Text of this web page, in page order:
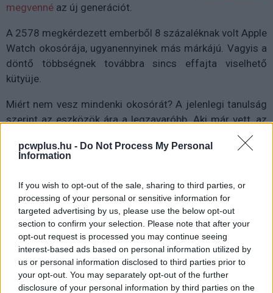
pcwplus.hu - Do Not Process My Personal
Information
If you wish to opt-out of the sale, sharing to third parties, or
processing of your personal or sensitive information for
targeted advertising by us, please use the below opt-out
section to confirm your selection. Please note that after your
opt-out request is processed you may continue seeing
interest-based ads based on personal information utilized by
us or personal information disclosed to third parties prior to
your opt-out. You may separately opt-out of the further
disclosure of your personal information by third parties on the
megvenné az új generációt.
A 2578 megkérdezett emberből 8 százaléknak volt Apple
Watch okosórája, ugyanennyinek más márkájú. Vagyis a
döntő többségnek továbbra sincs effajta viselhető
kütyüje.
Miért nem vesz mindenki okosórát? A jelenlegi tanulság
szerint az eszközök ára a legzavaróbb. Aki már vett, az
általában a kényelem és a funkciók miatt dönt okosóra
mellett, de akad, aki a divat miatt.